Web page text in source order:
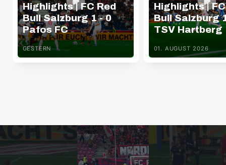
Highlights | FC Red
Bull Salzburg 1 - 0
Pafos FC
GESTERN
Highlights |
Bull Salzburg
TSV Hartberg
01. AUGUST 2026